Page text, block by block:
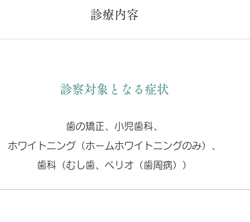
診療内容
診察対象となる症状
歯の矯正、小児歯科、
ホワイトニング（ホームホワイトニングのみ）、
歯科（むし歯、ペリオ（歯周病））